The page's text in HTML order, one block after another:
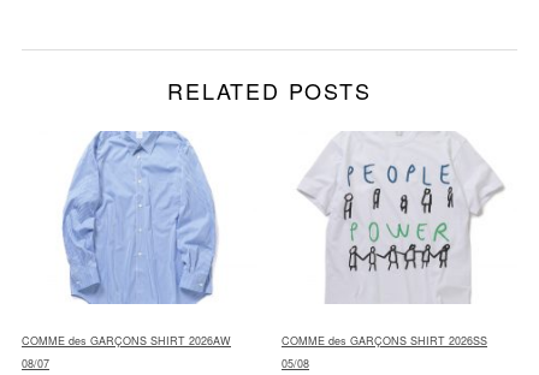
RELATED POSTS
COMME des GARÇONS SHIRT 2026AW
08/07
COMME des GARÇONS SHIRT 2026SS
05/08